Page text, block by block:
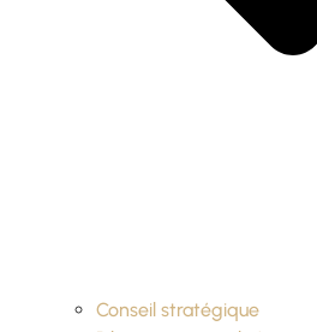
Conseil stratégique